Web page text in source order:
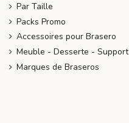
Par Taille
Packs Promo
Accessoires pour Brasero
Meuble - Desserte - Support
Marques de Braseros